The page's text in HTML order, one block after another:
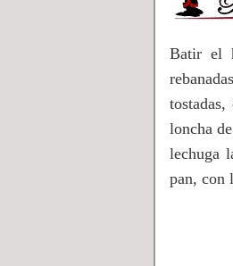
Batir el
loncha
lechuga
pan, con